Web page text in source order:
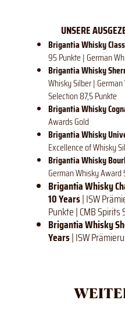
UNSERE
Brigantia Whisky
95 Punkte | German
Brigantia Whisky
Whisky Silber |
Selection 87,5 Punkte
Brigantia Whisky
Awards Gold
Brigantia Whisky
Excellence of Whisky
Brigantia Whisky
German Whisky Award
Brigantia Whisky
10 Years| ISW
Punkte | CMB Spirits
Brigantia Whisky
Years| ISW